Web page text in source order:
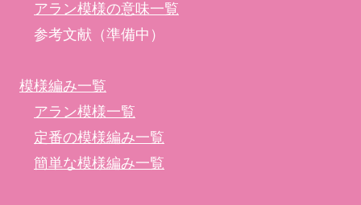
アラン模様の意味一覧
参考文献（準備中）
模様編み一覧
アラン模様一覧
定番の模様編み一覧
簡単な模様編み一覧